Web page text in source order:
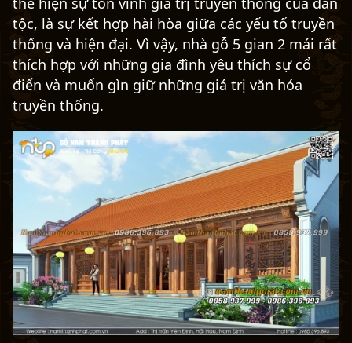
tộc, là sự kết hợp hài hòa giữa các yếu tố truyền
thống và hiện đại. Vì vậy, nhà gỗ 5 gian 2 mái rất
thích hợp với những gia đình yêu thích sự cổ
điển và muốn gìn giữ những giá trị văn hóa
truyền thống.